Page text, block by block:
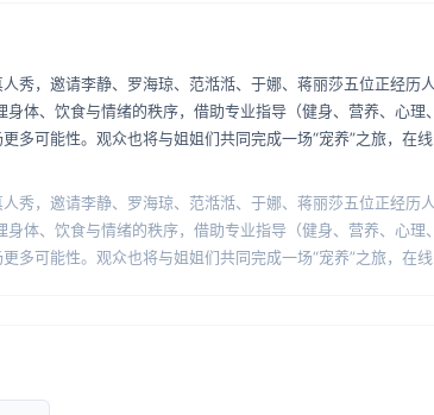
秀，邀请李静、罗海琼、范湉湉、于娜、蒋丽莎五位正经历
体、饮食与情绪的秩序，借助专业指导（健身、营养、心
多可能性。观众也将与姐姐们共同完成一场“宠养”之旅，在
秀，邀请李静、罗海琼、范湉湉、于娜、蒋丽莎五位正经历
体、饮食与情绪的秩序，借助专业指导（健身、营养、心
多可能性。观众也将与姐姐们共同完成一场“宠养”之旅，在